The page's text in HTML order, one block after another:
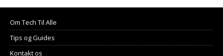
Om Tech Til Alle
Tips og Guides
Kontakt os